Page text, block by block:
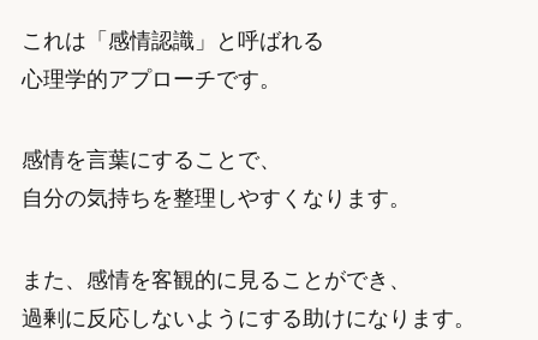
これは「感情認識」と呼ばれる
心理学的アプローチです。
感情を言葉にすることで、
自分の気持ちを整理しやすくなります。
また、感情を客観的に見ることができ、
過剰に反応しないようにする助けになります。